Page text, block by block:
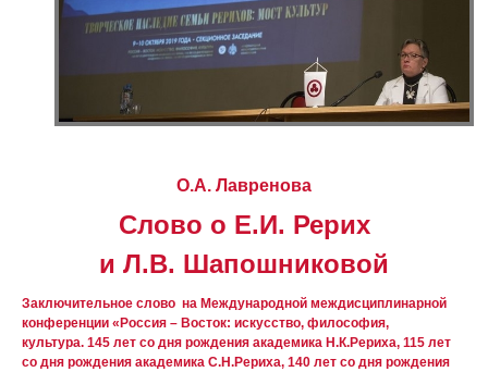
О.А. Лавренова
Слово о Е.И. Рерих
и Л.В. Шапошниковой
Заключительное слово на Международной междисциплинарной
конференции «Россия – Восток: искусство, философия,
культура. 145 лет со дня рождения академика Н.К.Рериха, 115 лет
со дня рождения академика С.Н.Рериха, 140 лет со дня рождения